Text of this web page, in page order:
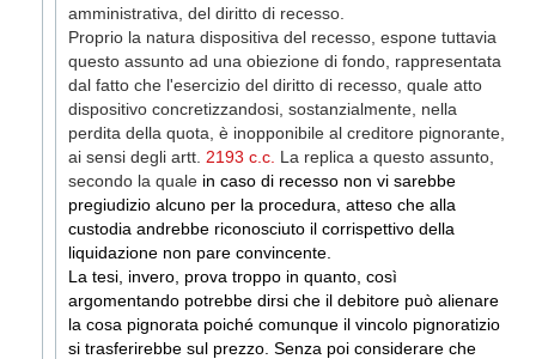
amministrativa, del diritto di recesso
Proprio la natura dispositiva del recesso, espone tuttavia
questo assunto ad una obiezione di fondo, rappresentata
dal fatto che l'esercizio del diritto di recesso, quale atto
dispositivo concretizzandosi, sostanzialmente, nella
perdita della quota, è inopponibile al creditore pignorante,
ai sensi degli artt. 2193 c.c. La replica a questo assunto,
secondo la quale in caso di recesso non vi sarebbe
pregiudizio alcuno per la procedura, atteso che alla
custodia andrebbe riconosciuto il corrispettivo della
liquidazione non pare convincente.
La tesi, invero, prova troppo in quanto, così
argomentando potrebbe dirsi che il debitore può alienare
la cosa pignorata poiché comunque il vincolo pignoratizio
si trasferirebbe sul prezzo. Senza poi considerare che